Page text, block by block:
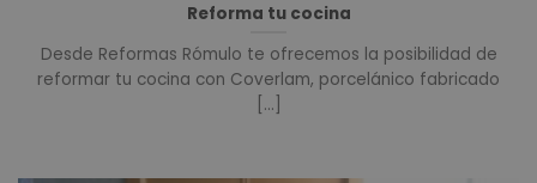
Reforma tu cocina
Desde Reformas Rómulo te ofrecemos la posibilidad de
reformar tu cocina con Coverlam, porcelánico fabricado
[...]